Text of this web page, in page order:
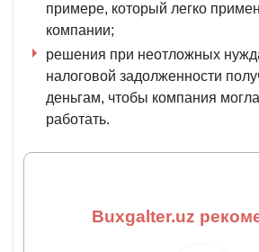
примере, который легко
компании;
решения при неотложных
налоговой задолженности
деньгам, чтобы компания
работать.
Buxgalter.uz